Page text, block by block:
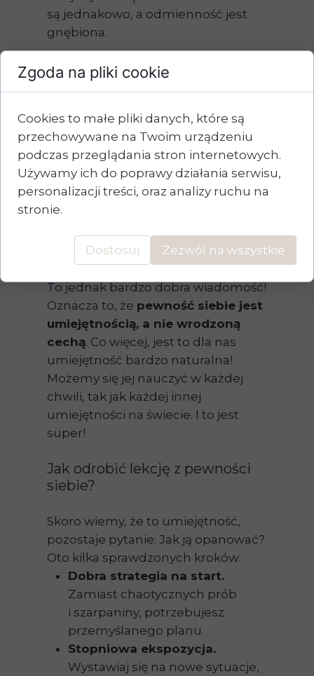
są jednakowo, a odmienność jest
gnębiona.
Czasami jestem wręcz przerażona
przedszkola, gdzie dziecko zostało
upomniane o to, że śpiewa w trakcie
zabawy... To są te wszystkie
momenty, kiedy ktoś próbuje
kontrolować (a zarazem blokować)
nasz wewnętrzny przepływ.
Ale to co jest pewne - to nie jest
kwestia "ma albo nie ma".
To jednak bardzo dobra wiadomość!
Oznacza to, że pewność siebie jest
umiejętnością, a nie wrodzoną
cechą. Co więcej, jest to dla nas
umiejętność bardzo naturalna!
Możemy się jej nauczyć w każdej
chwili, tak jak każdej innej
umiejętności na świecie. I to jest
super!
Jak odrobić lekcję z pewności
siebie?
Skoro wiemy, że to umiejętność,
pozostaje pytanie: Jak ją opanować?
Oto kilka sprawdzonych kroków:
Dobra strategia na start.
Zamiast chaotycznych prób
i szarpaniny, potrzebujesz
przemyślanego planu.
Stopniowa ekspozycja.
Wystawiaj się na nowe sytuacje,
Zgoda na pliki cookie
Cookies to małe pliki danych, które są
przechowywane na Twoim urządzeniu
podczas przeglądania stron internetowych.
Używamy ich do poprawy działania serwisu,
personalizacji treści, oraz analizy ruchu na
stronie.
Dostosuj Zezwól na wszystkie